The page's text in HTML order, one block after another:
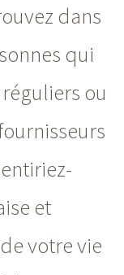
dans
qui
ou
et
votre vie